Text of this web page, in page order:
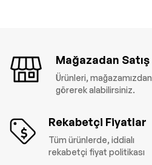
Mağazadan Satış
Ürünleri, mağazamızdan
görerek alabilirsiniz.
Rekabetçi Fiyatlar
Tüm ürünlerde, iddialı
rekabetçi fiyat politikası